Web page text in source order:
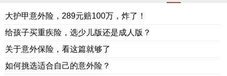
大护甲意外险，289元赔100万，炸了！
给孩子买重疾险，选少儿版还是成人版？
关于意外保险，看这篇就够了
如何挑选适合自己的意外险？